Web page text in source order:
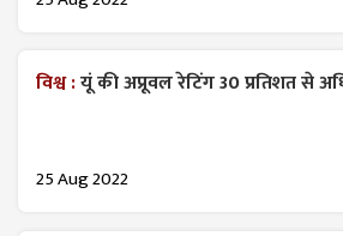
विश्व :यूं की अप्रूवल रेटिंग 30 प्रतिशत से
25 Aug 2022